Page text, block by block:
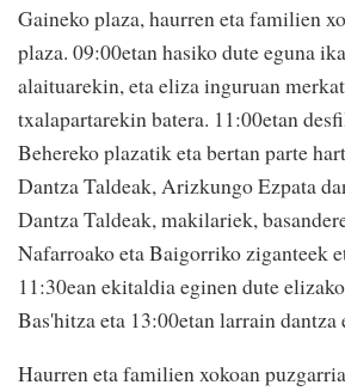
Gaineko plaza, haurren eta familien
plaza. 09:00etan hasiko dute eguna
alaituarekin, eta eliza inguruan
txalapartarekin batera. 11:00etan
Behereko plazatik eta bertan parte
Dantza Taldeak, Arizkungo Ezpata
Dantza Taldeak, makilariek,
Nafarroako eta Baigorriko ziganteek
11:30ean ekitaldia eginen dute
Bas'hitza eta 13:00etan larrain dantza
Haurren eta familien xokoan